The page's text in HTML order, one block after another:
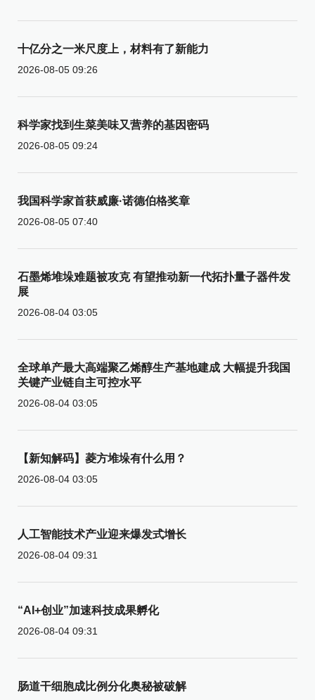
十亿分之一米尺度上，材料有了新能力
2026-08-05 09:26
科学家找到生菜美味又营养的基因密码
2026-08-05 09:24
我国科学家首获威廉·诺德伯格奖章
2026-08-05 07:40
石墨烯堆垛难题被攻克 有望推动新一代拓扑量子器件发
展
2026-08-04 03:05
全球单产最大高端聚乙烯醇生产基地建成 大幅提升我国
关键产业链自主可控水平
2026-08-04 03:05
【新知解码】菱方堆垛有什么用？
2026-08-04 03:05
人工智能技术产业迎来爆发式增长
2026-08-04 09:31
“AI+创业”加速科技成果孵化
2026-08-04 09:31
肠道干细胞成比例分化奥秘被破解